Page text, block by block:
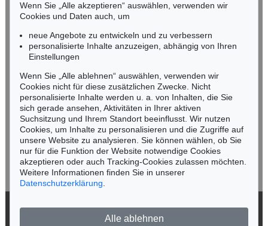
Mobil: +49 (0)171 8618661
n.kassel@kettererkunst.de
Keine Auktion mehr verpassen!
Wir informieren Sie rechtzeitig.
Jetzt zum Newsletter anmelden >
Wenn Sie „Alle akzeptieren“ auswählen, verwenden wir
Cookies und Daten auch, um
neue Angebote zu entwickeln und zu verbessern
personalisierte Inhalte anzuzeigen, abhängig von Ihren
Einstellungen
Wenn Sie „Alle ablehnen“ auswählen, verwenden wir
Cookies nicht für diese zusätzlichen Zwecke. Nicht
personalisierte Inhalte werden u. a. von Inhalten, die Sie
sich gerade ansehen, Aktivitäten in Ihrer aktiven
Suchsitzung und Ihrem Standort beeinflusst. Wir nutzen
Cookies, um Inhalte zu personalisieren und die Zugriffe auf
unsere Website zu analysieren. Sie können wählen, ob Sie
nur für die Funktion der Website notwendige Cookies
akzeptieren oder auch Tracking-Cookies zulassen möchten.
Weitere Informationen finden Sie in unserer
Datenschutzerklärung
Alle ablehnen